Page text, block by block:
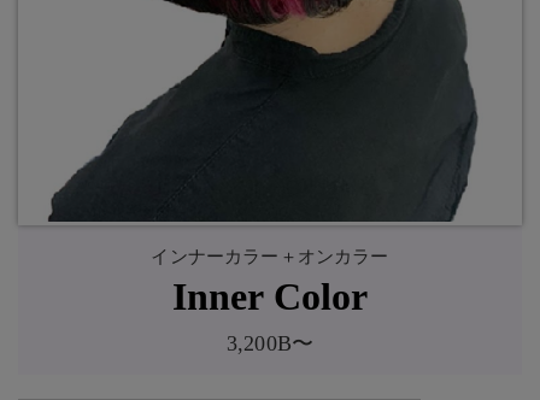
インナーカラー＋オンカラー
Inner Color
3,200B〜